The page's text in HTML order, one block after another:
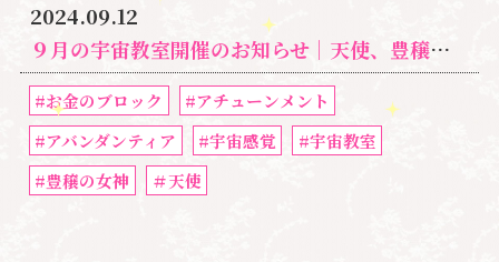
2024.09.12
９月の宇宙教室開催のお知らせ｜天使、豊穣の女神アバンダンティアと繋がる
#お金のブロック
#アチューンメント
#アバンダンティア
#宇宙感覚
#宇宙教室
#豊穣の女神
＃天使